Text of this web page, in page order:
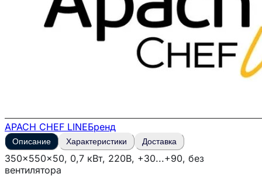
APACH CHEF LINEБренд
Описание Характеристики Доставка
350x550x50, 0,7 кВт, 220В, +30...+90, без
вентилятора